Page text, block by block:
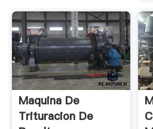
Maquina De
Trituracion De